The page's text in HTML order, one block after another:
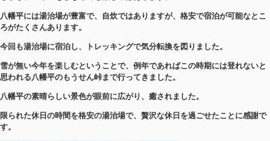
八幡平には湯治場が豊富で、自炊ではありますが、格安で宿泊が可能なとこ
ろがたくさんあります。
今回も湯治場に宿泊し、トレッキングで気分転換を図りました。
雪が無い今年を楽しむということで、例年であればこの時期には登れないと
思われる八幡平のもうせん峠まで行ってきました。
八幡平の素晴らしい景色が眼前に広がり、癒されました。
限られた休日の時間を格安の湯治場で、贅沢な休日を過ごせたことに感謝で
す。